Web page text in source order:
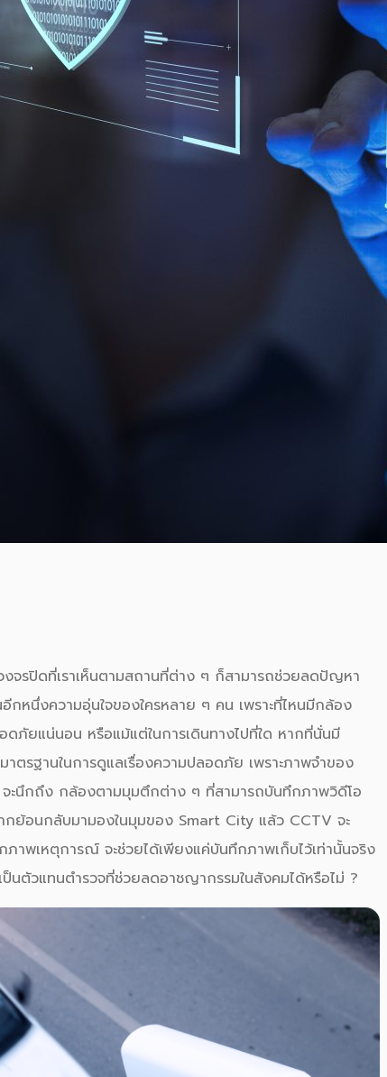
จรปิดที่เราเห็นตามสถานที่ต่าง ๆ ก็สามารถช่วยลดปัญหา
อีกหนึ่งความอุ่นใจของใครหลาย ๆ คน เพราะที่ไหนมีกล้อง
ดภัยแน่นอน หรือแม้แต่ในการเดินทางไปที่ใด หากที่นั่นมี
ตรฐานในการดูแลเรื่องความปลอดภัย เพราะภาพจำของ
จะนึกถึง กล้องตามมุมตึกต่าง ๆ ที่สามารถบันทึกภาพวิดีโอ
ย้อนกลับมามองในมุมของ Smart City แล้ว CCTV จะ
ภาพเหตุการณ์ จะช่วยได้เพียงแค่บันทึกภาพเก็บไว้เท่านั้นจริง
ป็นตัวแทนตำรวจที่ช่วยลดอาชญากรรมในสังคมได้หรือไม่ ?